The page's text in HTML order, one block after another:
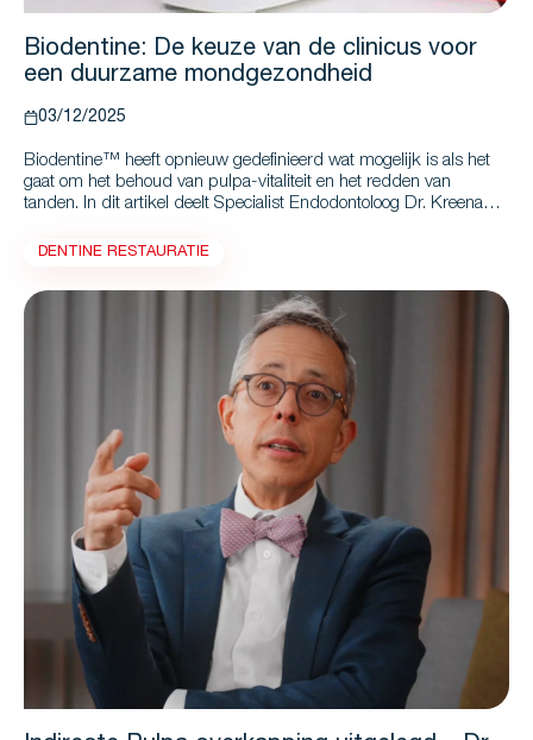
Biodentine: De keuze van de clinicus voor
een duurzame mondgezondheid
03/12/2025
Biodentine™ heeft opnieuw gedefinieerd wat mogelijk is als het
gaat om het behoud van pulpa-vitaliteit en het redden van
tanden. In dit artikel deelt Specialist Endodontoloog Dr. Kreena
procedure haar workflows heeft getransformeerd en haar
superieure bioactiviteit en pulpa-herstel tot snellere
behandelingen en minder sessies: ontdek waarom Biodentine™
haar voorkeursmateriaal is, zelfs in de meest uitdagende gevallen.
DENTINE RESTAURATIE